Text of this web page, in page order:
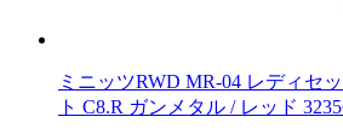
ミニッツRWD MR-04 レディセ
ト C8.R ガンメタル / レッド